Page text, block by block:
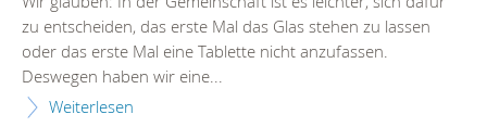
zu entscheiden, das erste Mal das Glas stehen zu lassen
oder das erste Mal eine Tablette nicht anzufassen.
Deswegen haben wir eine...
Weiterlesen